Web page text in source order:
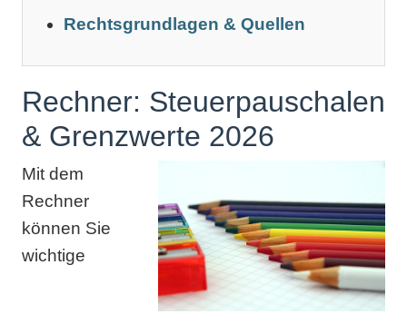
Rechtsgrundlagen & Quellen
Rechner: Steuerpauschalen
& Grenzwerte 2026
Mit dem
Rechner
können Sie
wichtige